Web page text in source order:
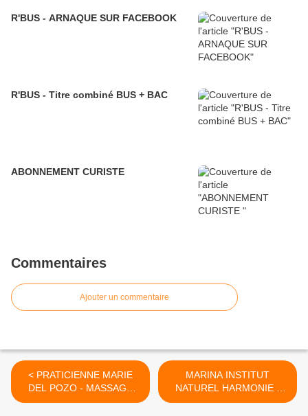
R'BUS - ARNAQUE SUR FACEBOOK
R'BUS - Titre combiné BUS + BAC
ABONNEMENT CURISTE
Commentaires
Ajouter un commentaire
< PRATICIENNE MARIE
DEL POZO - MASSAGE
DETENTE BEBE
MARINA INSTITUT
NATUREL HARMONIE -
SPECIAL ST VALENTIN >